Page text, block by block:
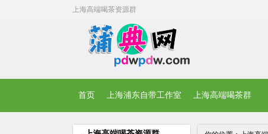
上海高端喝茶资源群
首页 上海浦东自带工作室 上海高端喝茶群